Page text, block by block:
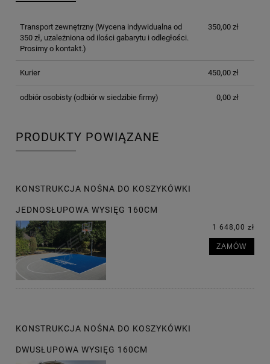
Transport zewnętrzny(Wycena indywidualna od
350 zł, uzależniona od ilości gabarytu i odległości.
Prosimy o kontakt.)
350,00 zł
Kurier 450,00 zł
odbiór osobisty(odbiór w siedzibie firmy) 0,00 zł
PRODUKTY POWIĄZANE
KONSTRUKCJA NOŚNA DO KOSZYKÓWKI
JEDNOSŁUPOWA WYSIĘG 160CM
1 648,00 zł
ZAMÓW
KONSTRUKCJA NOŚNA DO KOSZYKÓWKI
DWUSŁUPOWA WYSIĘG 160CM